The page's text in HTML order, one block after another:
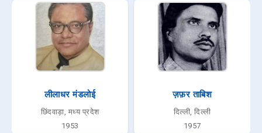
लीलाधर मंडलोई
छिंदवाड़ा, मध्य प्रदेश
1953
ज़फ़र ताबिश
दिल्ली, दिल्ली
1957